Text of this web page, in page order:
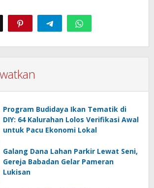
Program Budidaya Ikan Tematik di
DIY: 64 Kalurahan Lolos Verifikasi Awal
untuk Pacu Ekonomi Lokal
Galang Dana Lahan Parkir Lewat Seni,
Gereja Babadan Gelar Pameran
Lukisan